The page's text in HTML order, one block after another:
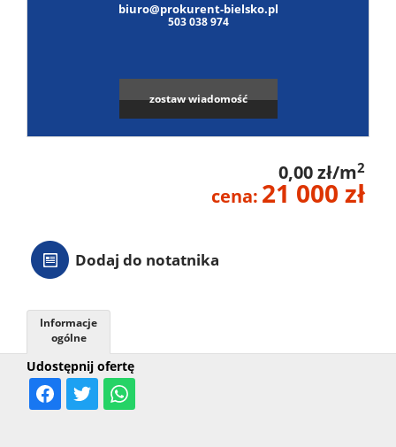
biuro@prokurent-bielsko.pl
503 038 974
zostaw wiadomość
0,00 zł/m2
cena: 21 000 zł
Dodaj do notatnika
Udostępnij ofertę
Informacje
ogólne